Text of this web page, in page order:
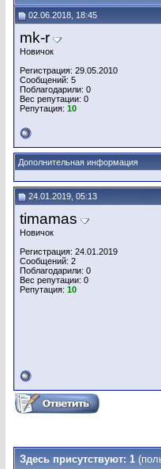
02.06.2018, 18:45
mk-r
Новичок
Регистрация: 29.05.2010
Сообщений: 5
Поблагодарили: 0
Вес репутации: 0
Репутация: 10
Дополнительная информация
24.01.2019, 05:13
timamas
Новичок
Регистрация: 24.01.2019
Сообщений: 2
Поблагодарили: 0
Вес репутации: 0
Репутация: 10
Здесь присутствуют: 1